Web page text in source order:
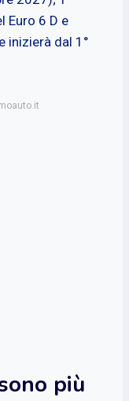
Euro 6 D e
inizierà dal 1°
più